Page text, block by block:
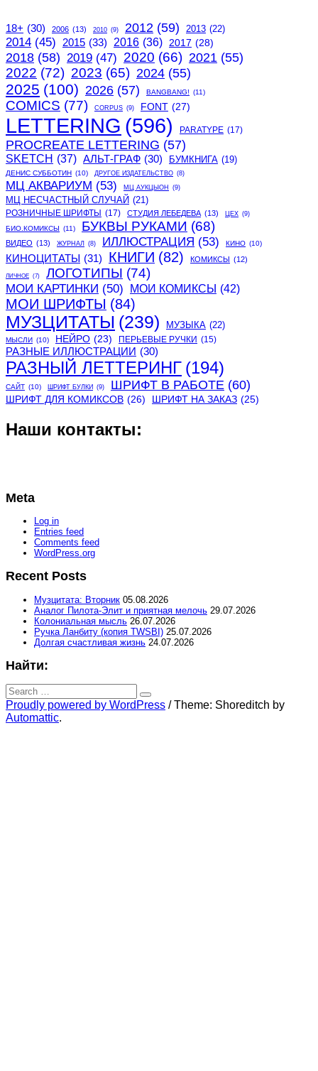
18+ (30) 2006 (13) 2010 (9) 2012 (59) 2013 (22)
2014 (45) 2015 (33) 2016 (36) 2017 (28)
2018 (58) 2019 (47) 2020 (66) 2021 (55)
2022 (72) 2023 (65) 2024 (55)
2025 (100) 2026 (57) BANGBANG! (11)
COMICS (77) CORPUS (9) FONT (27)
LETTERING (596) PARATYPE (17)
PROCREATE LETTERING (57)
SKETCH (37) АЛЬТ-ГРАФ (30) БУМКНИГА (19)
ДЕНИС СУББОТИН (10) ДРУГОЕ ИЗДАТЕЛЬСТВО (8)
МЦ АКВАРИУМ (53) МЦ АУКЦЫОН (9)
МЦ НЕСЧАСТНЫЙ СЛУЧАЙ (21)
РОЗНИЧНЫЕ ШРИФТЫ (17) СТУДИЯ ЛЕБЕДЕВА (13) ЦЕХ (9)
БИО.КОМИКСЫ (11) БУКВЫ РУКАМИ (68)
ВИДЕО (13) ЖУРНАЛ (8) ИЛЛЮСТРАЦИЯ (53) КИНО (10)
КИНОЦИТАТЫ (31) КНИГИ (82) КОМИКСЫ (12)
ЛИЧНОЕ (7) ЛОГОТИПЫ (74)
МОИ КАРТИНКИ (50) МОИ КОМИКСЫ (42)
МОИ ШРИФТЫ (84)
МУЗЦИТАТЫ (239) МУЗЫКА (22)
МЫСЛИ (10) НЕЙРО (23) ПЕРЬЕВЫЕ РУЧКИ (15)
РАЗНЫЕ ИЛЛЮСТРАЦИИ (30)
РАЗНЫЙ ЛЕТТЕРИНГ (194)
САЙТ (10) ШРИФТ БУЛКИ (9) ШРИФТ В РАБОТЕ (60)
ШРИФТ ДЛЯ КОМИКСОВ (26) ШРИФТ НА ЗАКАЗ (25)
Наши контакты:
Meta
Log in
Entries feed
Comments feed
WordPress.org
Recent Posts
Музцитата: Вторник 05.08.2026
Аналог Пилота-Элит и приятная мелочь 29.07.2026
Колониальная мысль 26.07.2026
Ручка Ланбиту (копия TWSBI) 25.07.2026
Долгая счастливая жизнь 24.07.2026
Найти:
Search
for:
Search
Proudly powered by WordPress /Theme: Shoreditch by
Automattic.